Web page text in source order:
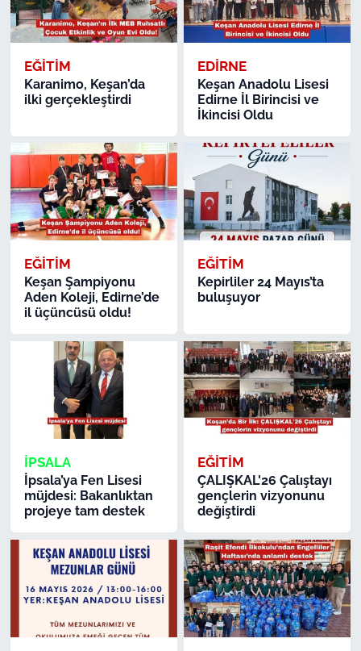
EĞİTİM
Karanimo, Keşan’da
ilki gerçekleştirdi
EDİRNE
Keşan Anadolu Lisesi
Edirne İl Birincisi ve
İkincisi Oldu
EĞİTİM
Keşan Şampiyonu
Aden Koleji, Edirne’de
il üçüncüsü oldu!
EĞİTİM
Kepirliler 24 Mayıs’ta
buluşuyor
İPSALA
İpsala’ya Fen Lisesi
müjdesi: Bakanlıktan
projeye tam destek
EĞİTİM
ÇALIŞKAL'26 Çalıştayı
gençlerin vizyonunu
değiştirdi